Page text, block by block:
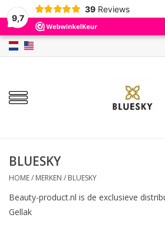
9,7
39 Reviews
Home
Kleuren
Base & Top
BLUESKY
HOME/ MERKEN / BLUESKY
Beauty-product.nl is de exclusieve
Gellak